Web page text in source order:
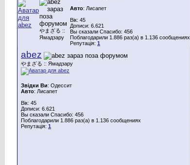
やまざる ::
Ямадзару
Авто: Лисапет
Вік: 45
Дописи: 6.621
Вы сказали Спасибо: 456
Поблагодарили 1.886 раз(а) в 1.136 сообщениях
Репутація: 1
abez
やまざる :: Ямадзару
Звідки Ви: Одессит
Авто: Лисапет
Вік: 45
Дописи: 6.621
Вы сказали Спасибо: 456
Поблагодарили 1.886 раз(а) в 1.136 сообщениях
Репутація: 1